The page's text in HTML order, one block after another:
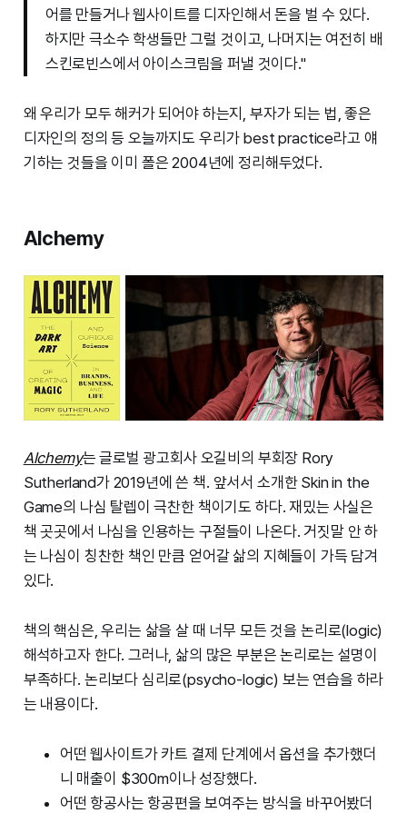
어를 만들거나 웹사이트를 디자인해서 돈을 벌 수 있다.
하지만 극소수 학생들만 그럴 것이고, 나머지는 여전히 배
스킨로빈스에서 아이스크림을 퍼낼 것이다."
왜 우리가 모두 해커가 되어야 하는지, 부자가 되는 법, 좋은
디자인의 정의 등 오늘까지도 우리가 best practice라고 얘
기하는 것들을 이미 폴은 2004년에 정리해두었다.
Alchemy
Alchemy는 글로벌 광고회사 오길비의 부회장 Rory
Sutherland가 2019년에 쓴 책. 앞서서 소개한 Skin in the
Game의 나심 탈렙이 극찬한 책이기도 하다. 재밌는 사실은
책 곳곳에서 나심을 인용하는 구절들이 나온다. 거짓말 안 하
는 나심이 칭찬한 책인 만큼 얻어갈 삶의 지혜들이 가득 담겨
있다.
책의 핵심은, 우리는 삶을 살 때 너무 모든 것을 논리로(logic)
해석하고자 한다. 그러나, 삶의 많은 부분은 논리로는 설명이
부족하다. 논리보다 심리로(psycho-logic) 보는 연습을 하라
는 내용이다.
어떤 웹사이트가 카트 결제 단계에서 옵션을 추가했더
니 매출이 $300m이나 성장했다.
어떤 항공사는 항공편을 보여주는 방식을 바꾸어봤더